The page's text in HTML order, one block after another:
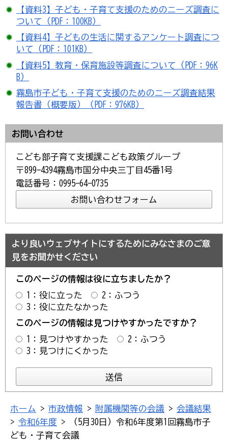
【資料3】子ども・子育て支援のためのニーズ調査に
ついて（PDF：100KB）
【資料4】子どもの生活に関するアンケート調査につ
いて（PDF：101KB）
【資料5】教育・保育施設等調査について（PDF：96K
B）
霧島市子ども・子育て支援のためのニーズ調査結果
報告書（概要版）（PDF：976KB）
お問い合わせ
こども部子育て支援課こども政策グループ
〒899-4394霧島市国分中央三丁目45番1号
電話番号：0995-64-0735
より良いウェブサイトにするためにみなさまのご意
見をお聞かせください
このページの情報は役に立ちましたか？
1：役に立った
2：ふつう
3：役に立たなかった
このページの情報は見つけやすかったですか？
1：見つけやすかった
2：ふつう
3：見つけにくかった
ホーム > 市政情報 > 附属機関等の会議 > 会議結果
> 令和6年度 > （5月30日）令和6年度第1回霧島市子
ども・子育て会議